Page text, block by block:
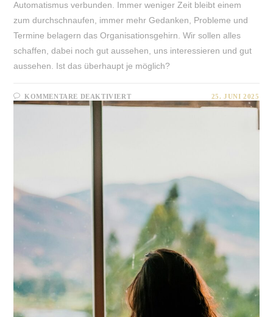
Automatismus verbunden. Immer weniger Zeit bleibt einem
zum durchschnaufen, immer mehr Gedanken, Probleme und
Termine belagern das Organisationsgehirn. Wir sollen alles
schaffen, dabei noch gut aussehen, uns interessieren und gut
aussehen. Ist das überhaupt je möglich?
KOMMENTARE DEAKTIVIERTFÜR
ÜBERFORDERUNG
25. JUNI 2025